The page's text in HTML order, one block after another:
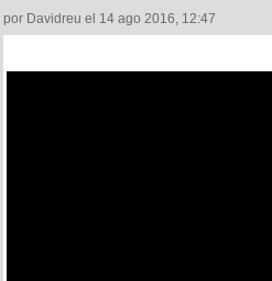
por Davidreu el 14 ago 2016, 12:47